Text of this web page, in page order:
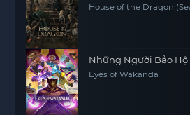
House of the Dragon
Những Người Bảo Hộ
Eyes of Wakanda